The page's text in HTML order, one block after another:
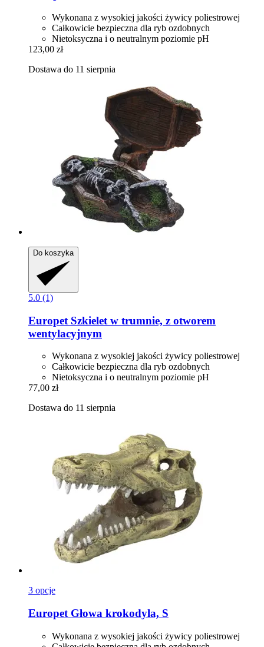
Wykonana z wysokiej jakości żywicy poliestrowej
Całkowicie bezpieczna dla ryb ozdobnych
Nietoksyczna i o neutralnym poziomie pH
123,00 zł
Dostawa do 11 sierpnia
Do koszyka
5.0 (1)
Europet Szkielet w trumnie, z otworem
wentylacyjnym
Wykonana z wysokiej jakości żywicy poliestrowej
Całkowicie bezpieczna dla ryb ozdobnych
Nietoksyczna i o neutralnym poziomie pH
77,00 zł
Dostawa do 11 sierpnia
3 opcje
Europet Głowa krokodyla, S
Wykonana z wysokiej jakości żywicy poliestrowej